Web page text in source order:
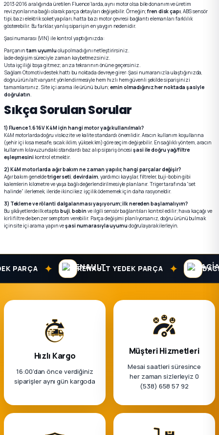
2013-2016 aralığında üretilen Fluence’larda, aynı motor olsa bile donanım ve üretim
revizyonlarına bağlı olarak parça detayları değişebilir. Örneğin;fren disk çapı, ABS sensör
tipi, bazı elektrik soket yapıları, hatta bazı motor çevresi bağlantı elemanları farklılık
gösterebilir. Bu farklar, yanlış siparişin en yaygın nedenidir.
Şasi numarası (VIN) ile kontrol yaptığınızda:
Parçanıntam uyumlu olup olmadığını netleştirirsiniz.
İade-değişim süreciyle zaman kaybetmezsiniz.
Usta işçiliği boşa gitmez; arıza tekrarının önüne geçersiniz.
Sağlam Otomotiv destek hattı bu noktada devreye girer: Şasi numaranızla ulaştığınızda,
doğru ürün/alt varyant yönlendirmesiyle hem hızlı hem güvenli şekilde siparişinizi
tamamlarsınız. Site içi arama ile ürünü bulun;emin olmadığınız her noktada şasiyle
doğrulatın.
Sıkça Sorulan Sorular
1) Fluence 1.6 16V K4M için hangi motor yağı kullanılmalı?
K4M motorlarda doğru viskozite ve kalite standardı önemlidir. Aracın kullanım koşullarına
(şehir içi kısa mesafe, sıcak iklim, yüksek km) göre seçim değişebilir. En sağlıklı yöntem, aracın
kullanım kılavuzundaki standardı baz alıp sipariş öncesişasi ile doğru yağ/filtre
eşleşmesini kontrol etmektir.
2) K4M motorlarda ağır bakım ne zaman yapılır, hangi parçalar değişir?
Ağır bakım geneldetriger seti, devirdaim, yardımcı kayışlar, filtreler, buji-bobin gibi
kalemlerin kilometre ve yaşa bağlı değerlendirilmesiyle planlanır. Triger tarafında “set
halinde” ilerlemek, ileride ikinci kez işçilik ödememek için daha rasyoneldir.
3) Tekleme ve rölanti dalgalanması yaşıyorum; ilk nereden başlamalıyım?
Bu şikâyetlerde ilk etaptabuji, bobin ve ilgili sensör bağlantıları kontrol edilir; hava kaçağı ve
kirli filtre de benzer semptom verebilir. Parça değişimi planlıyorsanız, doğru ürünü bulmak
için site içi arama yapın veşasi numarasıyla uyumu doğrulayarak ilerleyin.
✦ RENAULT YEDEK PARÇA ✦ DACIA
Hızlı Kargo
16:00’dan önce verdiğiniz
siparişler aynı gün kargoda
Müşteri Hizmetleri
Mesai saatleri süresince
her zaman sizlerleyiz 0
(538) 658 57 92